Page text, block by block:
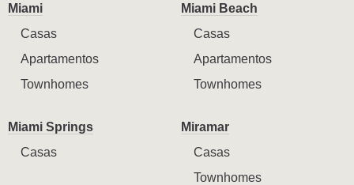
Miami
Casas
Apartamentos
Townhomes
Miami Beach
Casas
Apartamentos
Townhomes
Miami Springs
Casas
Miramar
Casas
Townhomes